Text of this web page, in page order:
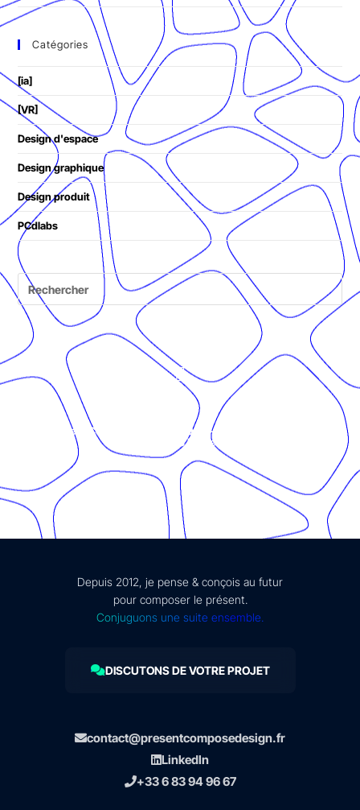
Catégories
[ia]
[VR]
Design d'espace
Design graphique
Design produit
PCdlabs
© Présent Composé design - 2024 - Tous droits réservés -
mentions légales
Depuis 2012, je pense & conçois au futur
pour composer le présent.
Conjuguons une suite ensemble.
DISCUTONS DE VOTRE PROJET
contact@presentcomposedesign.fr
LinkedIn
+33 6 83 94 96 67